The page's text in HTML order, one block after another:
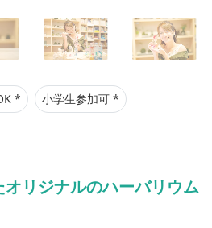
* 小学生参加可 *
リジナルのハーバリウム